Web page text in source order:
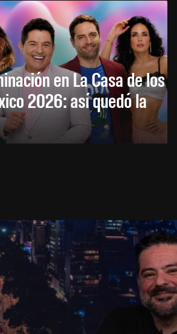
en La Casa de los
2026: así quedó la